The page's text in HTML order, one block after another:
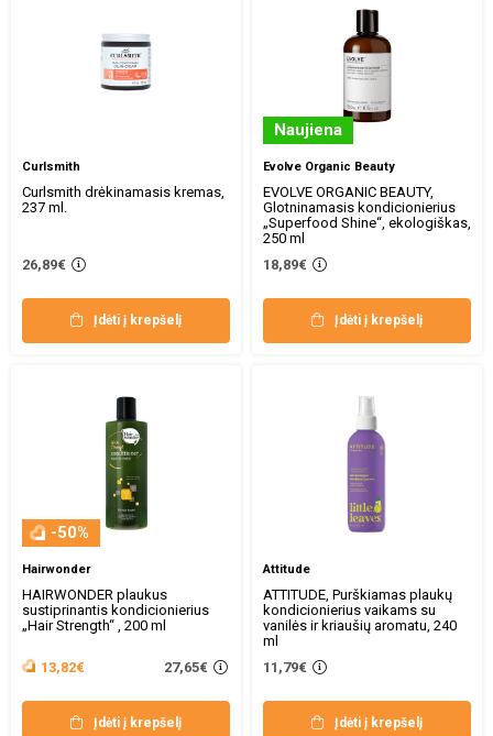
Curlsmith
Curlsmith drėkinamasis kremas,
237 ml.
26,89€
Įdėti į krepšelį
Naujiena
Evolve Organic Beauty
EVOLVE ORGANIC BEAUTY,
Glotninamasis kondicionierius
„Superfood Shine“, ekologiškas,
250 ml
18,89€
Įdėti į krepšelį
-50%
Hairwonder
HAIRWONDER plaukus
sustiprinantis kondicionierius
„Hair Strength“ , 200 ml
13,82€ 27,65€
Įdėti į krepšelį
Attitude
ATTITUDE, Purškiamas plaukų
kondicionierius vaikams su
vanilės ir kriaušių aromatu, 240
ml
11,79€
Įdėti į krepšelį